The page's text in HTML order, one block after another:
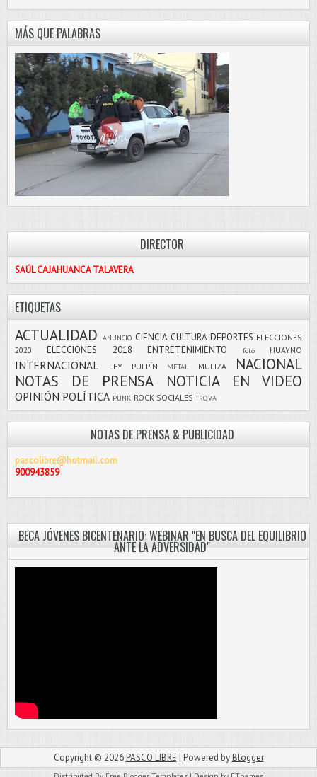
MÁS QUE PALABRAS
DIRECTOR
SAÚL CAJAHUANCA TALAVERA
ETIQUETAS
ACTUALIDAD ANUNCIO CIENCIA CULTURA DEPORTES ELECCIONES
2020
ELECCIONES 2018 ENTRETENIMIENTO foto HUAYNO
INTERNACIONAL LEY PULPÍN METAL MULIZA
NACIONAL
NOTAS DE PRENSA
NOTICIA EN VIDEO
OPINIÓN POLÍTICA PUNK ROCK SOCIALES TROVA
NOTAS DE PRENSA & PUBLICIDAD
pascolibre@hotmail.com
900943859
BECA JÓVENES BICENTENARIO: WEBINAR "EN BUSCA DEL EQUILIBRIO
ANTE LA ADVERSIDAD"
Copyright © 2026 PASCO LIBRE | Powered by Blogger